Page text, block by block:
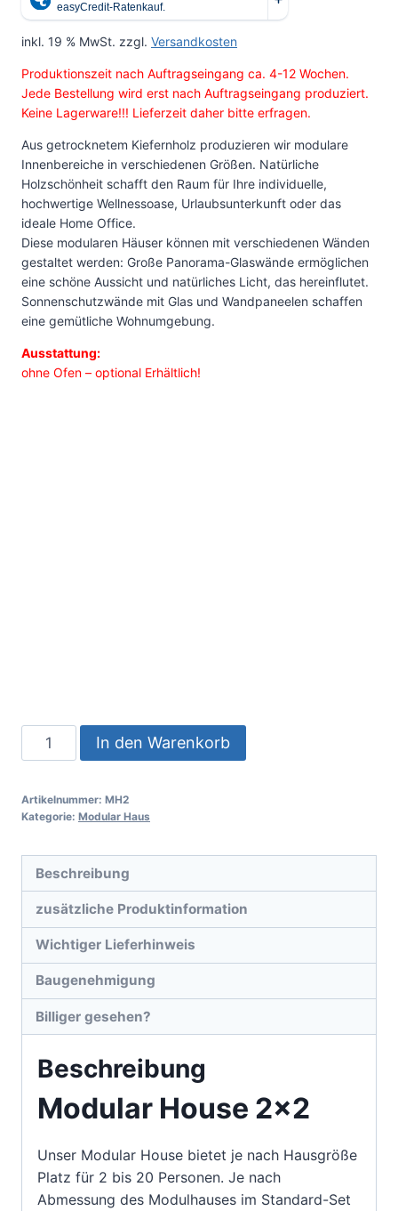
inkl. 19 % MwSt. zzgl. Versandkosten
Produktionszeit nach Auftragseingang ca. 4-12 Wochen.
Jede Bestellung wird erst nach Auftragseingang produziert.
Keine Lagerware!!! Lieferzeit daher bitte erfragen.
Aus getrocknetem Kiefernholz produzieren wir modulare
Innenbereiche in verschiedenen Größen. Natürliche
Holzschönheit schafft den Raum für Ihre individuelle,
hochwertige Wellnessoase, Urlaubsunterkunft oder das
ideale Home Office.
Diese modularen Häuser können mit verschiedenen Wänden
gestaltet werden: Große Panorama-Glaswände ermöglichen
eine schöne Aussicht und natürliches Licht, das hereinflutet.
Sonnenschutzwände mit Glas und Wandpaneelen schaffen
eine gemütliche Wohnumgebung.
Ausstattung:
ohne Ofen – optional Erhältlich!
In den Warenkorb
Artikelnummer: MH2
Kategorie: Modular Haus
Beschreibung
zusätzliche Produktinformation
Wichtiger Lieferhinweis
Baugenehmigung
Billiger gesehen?
Beschreibung
Modular House 2×2
Unser Modular House bietet je nach Hausgröße
Platz für 2 bis 20 Personen. Je nach
Abmessung des Modulhauses im Standard-Set